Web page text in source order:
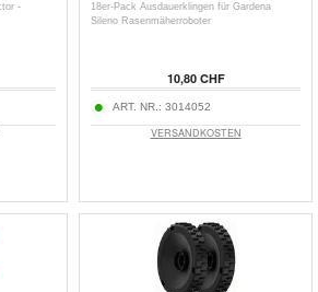
-
18er-Pack Ausdauerklingen für Gardena
Sileno Rasenmäherroboter
10,80 CHF
ART. NR.: 3014052
VERSANDKOSTEN